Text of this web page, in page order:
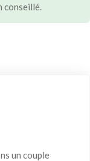
conseillé.
un couple